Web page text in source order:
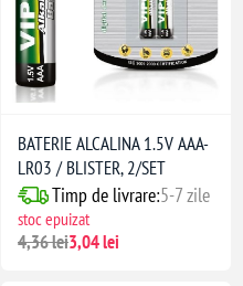
BATERIE ALCALINA 1.5V AAA-
LR03 / BLISTER, 2/SET
Timp de livrare:5-7 zile
stoc epuizat
4,36 lei3,04 lei